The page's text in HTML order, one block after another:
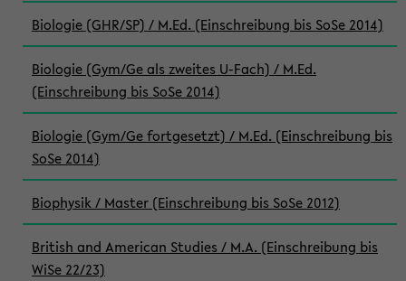
Biologie (GHR/SP) / M.Ed. (Einschreibung bis SoSe 2014)
Biologie (Gym/Ge als zweites U-Fach) / M.Ed.
(Einschreibung bis SoSe 2014)
Biologie (Gym/Ge fortgesetzt) / M.Ed. (Einschreibung bis
SoSe 2014)
Biophysik / Master (Einschreibung bis SoSe 2012)
British and American Studies / M.A. (Einschreibung bis
WiSe 22/23)